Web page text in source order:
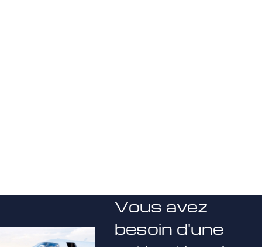
Vous avez
besoin d'une